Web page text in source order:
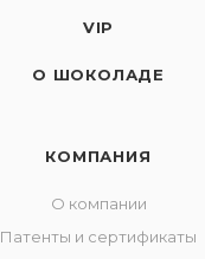
VIP
О ШОКОЛАДЕ
КОМПАНИЯ
О компании
Патенты и сертификаты